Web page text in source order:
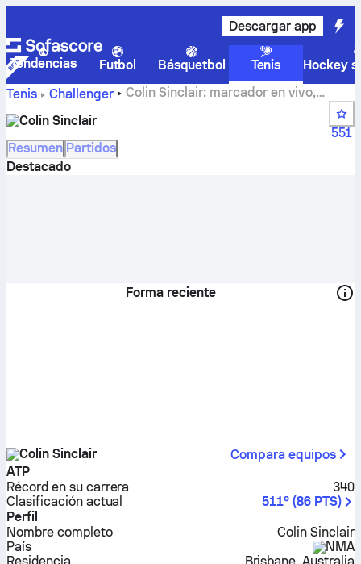
Descargar app
Tendencias Futbol Básquetbol Tenis
Hockey
Tenis
Challenger
Colin Sinclair: marcador en vivo,
Colin Sinclair
551
Resumen Partidos
Destacado
Forma reciente
Colin Sinclair
Compara equipos
ATP
Récord en su carrera
340
Clasificación actual
511º (86 PTS)
Perfil
Nombre completo
Colin Sinclair
País
NMA